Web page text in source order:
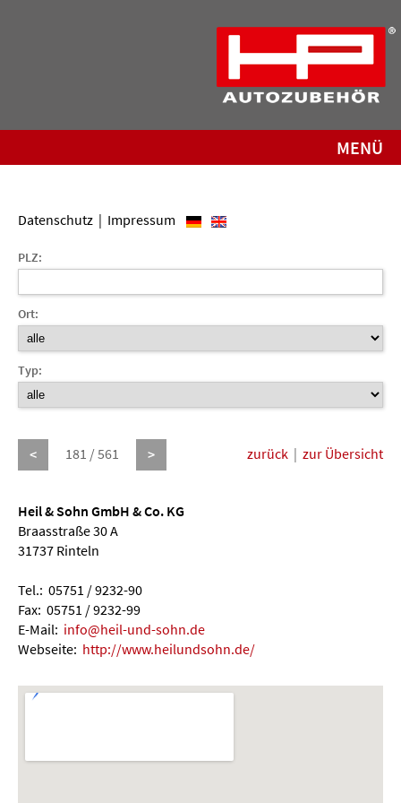
MENÜ
Datenschutz | Impressum
PLZ:
Ort:
Typ:
< 181 / 561 > zurück | zur Übersicht
Heil & Sohn GmbH & Co. KG
Braasstraße 30 A
31737 Rinteln
Tel.: 05751 / 9232-90
Fax: 05751 / 9232-99
E-Mail: info@heil-und-sohn.de
Webseite: http://www.heilundsohn.de/